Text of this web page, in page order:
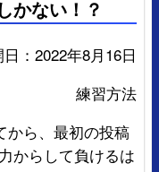
かない！？
： 2022年8月16日
練習方法
から、最初の投稿
からして負けるは